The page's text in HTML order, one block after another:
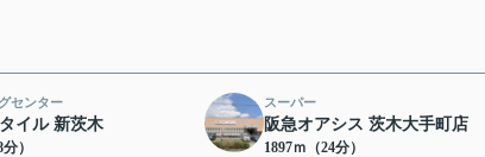
センター
イル 新茨木
）
スーパー
阪急オアシス 茨木大手町店
1897ｍ（24分）